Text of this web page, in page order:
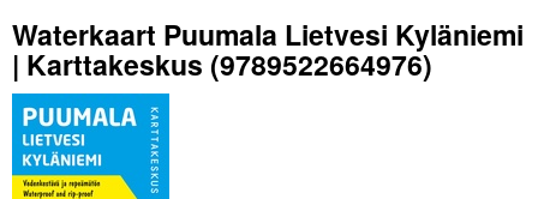
Waterkaart Puumala Lietvesi Kyläniemi
| Karttakeskus (9789522664976)